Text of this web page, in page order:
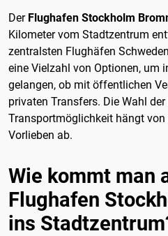
Der Flughafen Stockholm
Kilometer vom Stadtzentrum
zentralsten Flughäfen
eine Vielzahl von Optionen, um
gelangen, ob mit öffentlichen
privaten Transfers. Die Wahl der
Transportmöglichkeit hängt von
Vorlieben ab.
Wie kommt man
Flughafen
ins